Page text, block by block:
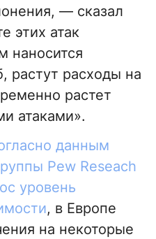
— сказал
этих атак
наносится
растут расходы на
растет
атаками».
данным
Pew Reseach
уровень
, в Европе
на некоторые